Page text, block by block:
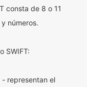
consta de 8 o 11
números.
SWIFT:
- representan el